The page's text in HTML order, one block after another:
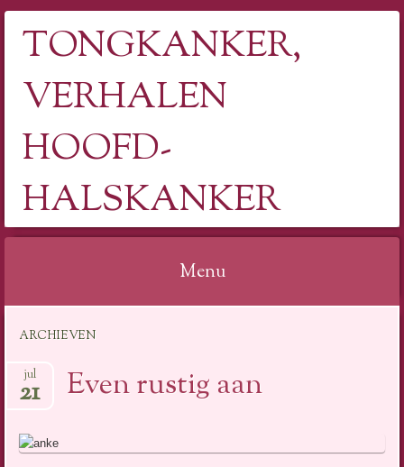
TONGKANKER,
VERHALEN
HOOFD-
HALSKANKER
Menu
inhoud
ARCHIEVEN
Even rustig aan
jul
21